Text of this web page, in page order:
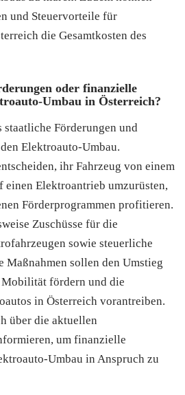
und Steuervorteile für
die Gesamtkosten des
oder finanzielle
Umbau in Österreich?
staatliche Förderungen und
Elektroauto-Umbau.
ihr Fahrzeug von einem
einen Elektroantrieb umzurüsten,
Förderprogrammen profitieren.
Zuschüsse für die
sowie steuerliche
Maßnahmen sollen den Umstieg
fördern und die
in Österreich vorantreiben.
über die aktuellen
um finanzielle
Umbau in Anspruch zu